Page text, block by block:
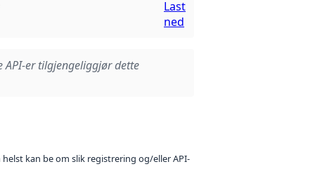
Last
ned
API-er tilgjengeliggjør dette
kan be om slik registrering og/eller API-